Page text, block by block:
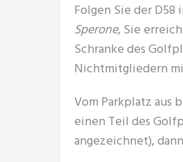
Folgen Sie der D58
Sperone, Sie
Schranke des
Nichtmitgliedern
Vom Parkplatz aus
einen Teil des
angezeichnet),